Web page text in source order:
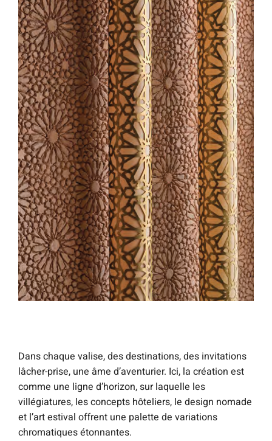
Dans chaque valise, des destinations, des invitations
lâcher-prise, une âme d’aventurier. Ici, la création est
comme une ligne d’horizon, sur laquelle les
villégiatures, les concepts hôteliers, le design nomade
et l’art estival offrent une palette de variations
chromatiques étonnantes.